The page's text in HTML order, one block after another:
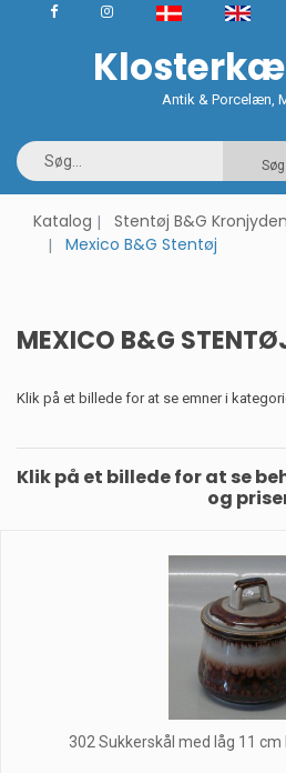
Antik & Porcelæn,
Katalog
Stentøj B&G
Mexico B&G Stentøj
MEXICO B&G
Klik på et billede for at se emner i
Klik på et billede for at se
og
302 Sukkerskål med låg 11 cm